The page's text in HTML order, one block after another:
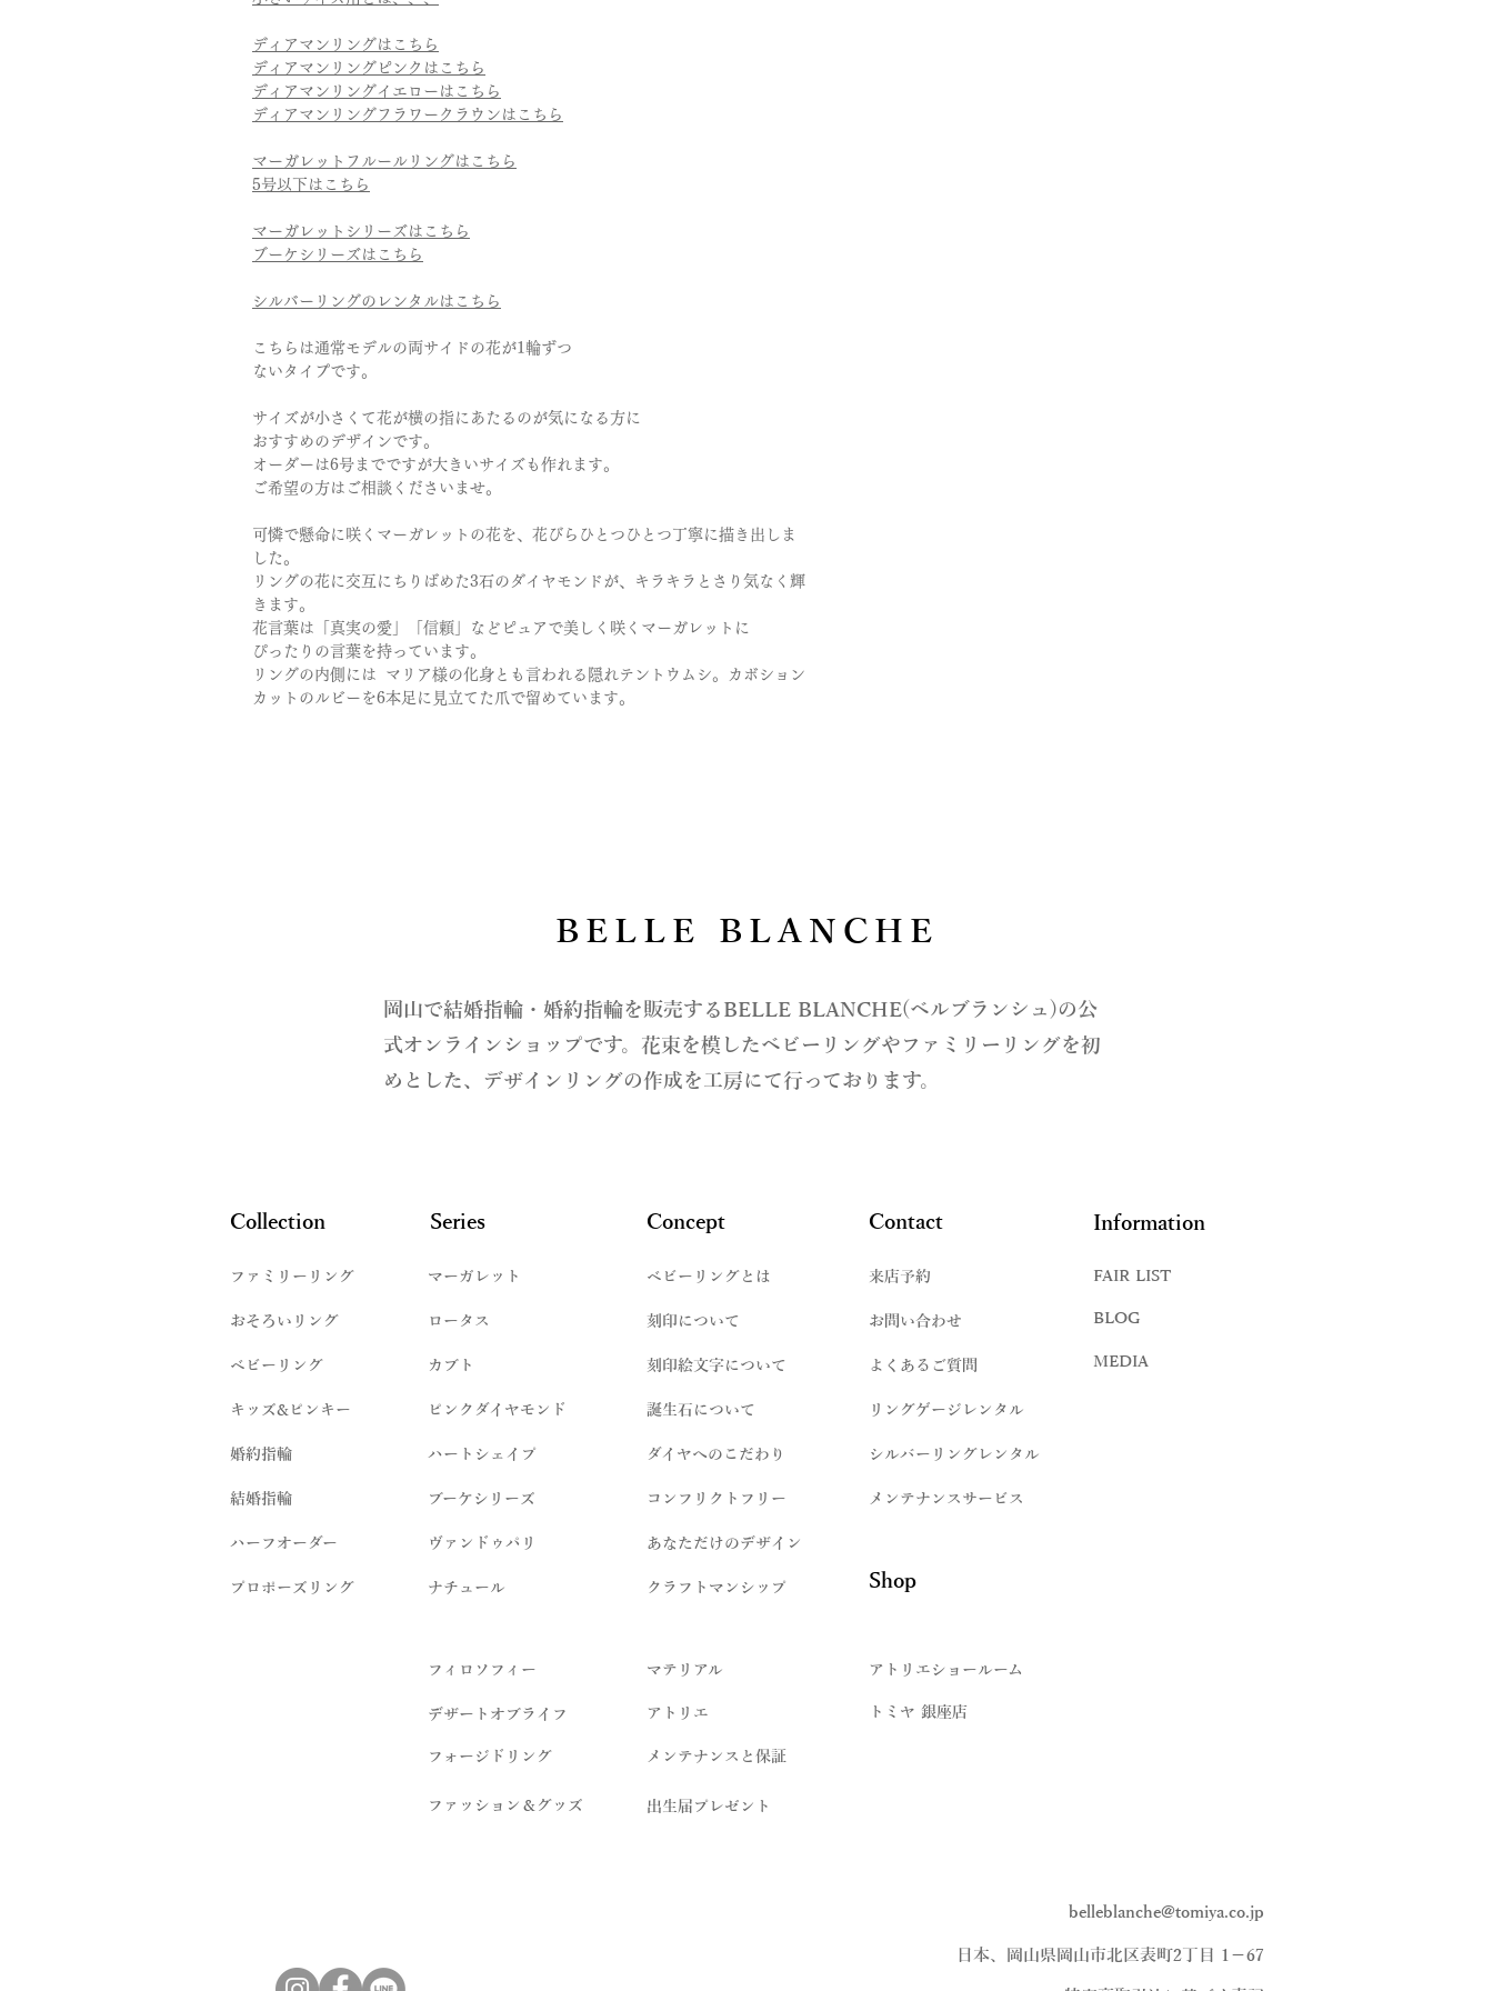
ディアマンリングはこちら
ディアマンリングピンクはこちら
ディアマンリングイエローはこちら
ディアマンリングフラワークラウンはこちら
マーガレットフルールリングはこちら
5号以下はこちら
マーガレットシリーズはこちら
ブーケシリーズはこちら
シルバーリングのレンタルはこちら
こちらは通常モデルの両サイドの花が1輪ずつ
ないタイプです。
サイズが小さくて花が横の指にあたるのが気になる方に
おすすめのデザインです。
オーダーは6号までですが大きいサイズも作れます。
ご希望の方はご相談くださいませ。
可憐で懸命に咲くマーガレットの花を、花びらひとつひとつ丁寧に描き出しま
した。
リングの花に交互にちりばめた3石のダイヤモンドが、キラキラとさり気なく輝
きます。
花言葉は「真実の愛」「信頼」などピュアで美しく咲くマーガレットに
ぴったりの言葉を持っています。
リングの内側には マリア様の化身とも言われる隠れテントウムシ。カボション
カットのルビーを6本足に見立てた爪で留めています。
BELLE BLANCHE
​岡山で結婚指輪・婚約指輪を販売するBELLE BLANCHE(ベルブランシュ)の公
式オンラインショップです。花束を模したベビーリングやファミリーリングを初
めとした、デザインリングの作成を工房にて行っております。
Collection
ファミリーリング
​おそろいリング
ベビーリング
キッズ&ピンキー
婚約指輪
結婚指輪
​ハーフオーダー
プロポーズリング
Series
マーガレット
ロータス
カブト
ピンクダイヤモンド
ハートシェイプ
ブーケシリーズ
ヴァンドゥパリ
​ナチュール
Concept
​ベビーリングとは
刻印について
刻印絵文字について
誕生石について
ダイヤへのこだわり
コンフリクトフリー
​あなただけのデザイン
クラフトマンシップ
フィロソフィー
デザートオブライフ
フォージドリング
ファッション＆グッズ
マテリアル
アトリエ
メンテナンスと保証
出生届プレゼント
Contact
来店予約
お問い合わせ
よくあるご質問
リングゲージレンタル
シルバーリングレンタル
メンテナンスサービス
Shop
アトリエショールーム
トミヤ 銀座店
Information
FAIR LIST
BLOG
MEDIA
belleblanche@tomiya.co.jp
日本、岡山県岡山市北区表町2丁目 1−67